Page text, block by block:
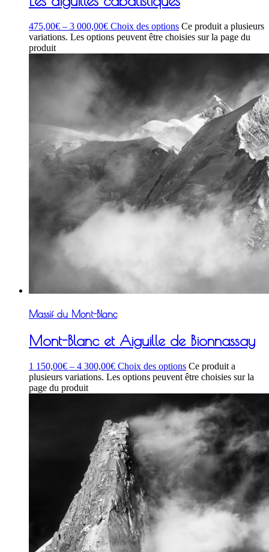
475,00€ – 3 000,00€ Choix des options Ce produit a plusieurs
variations. Les options peuvent être choisies sur la page du
produit
Massif du Mont-Blanc
Mont-Blanc et Aiguille de Bionnassay
1 150,00€ – 4 300,00€ Choix des options Ce produit a
plusieurs variations. Les options peuvent être choisies sur la
page du produit